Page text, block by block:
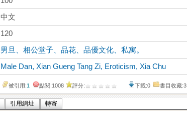
中文
120
男旦、相公堂子、品花、品優文化、私寓。
Male Dan, Xian Gueng Tang Zi, Eroticism, Xia Chu
被引用:1 點閱:1008 評分: 下載:0 書目收藏:3
引用網址 轉寄